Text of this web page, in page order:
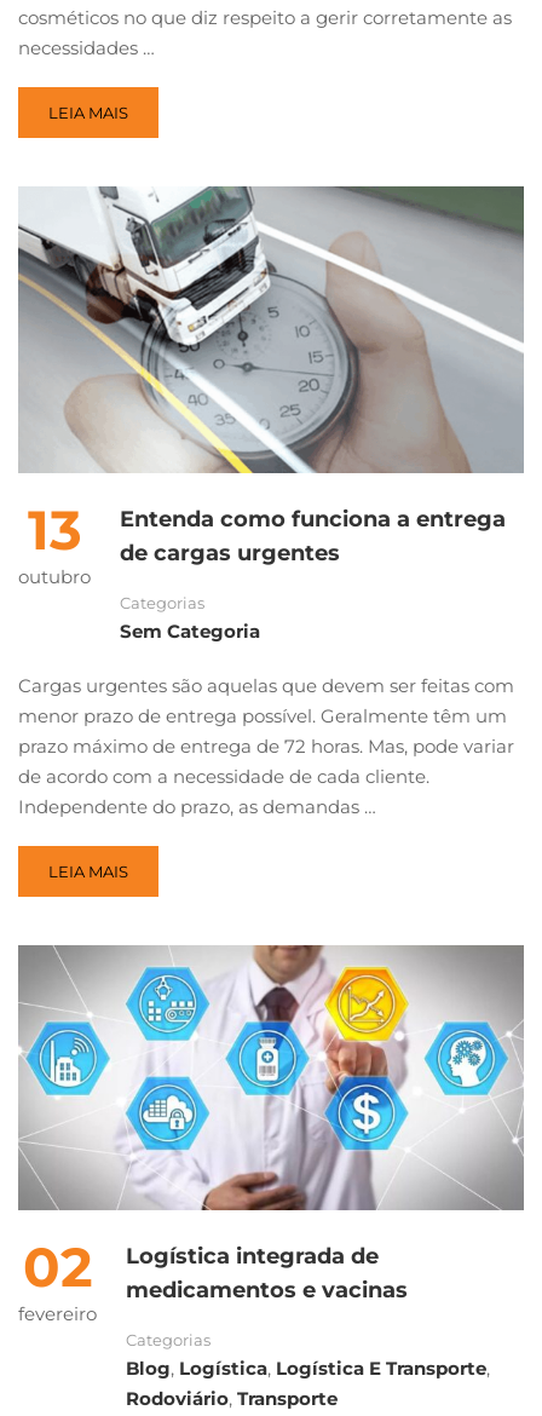
cosméticos no que diz respeito a gerir corretamente as
necessidades …
LEIA MAIS
13
outubro
Entenda como funciona a entrega
de cargas urgentes
Categorias
Sem Categoria
Cargas urgentes são aquelas que devem ser feitas com
menor prazo de entrega possível. Geralmente têm um
prazo máximo de entrega de 72 horas. Mas, pode variar
de acordo com a necessidade de cada cliente.
Independente do prazo, as demandas …
LEIA MAIS
02
fevereiro
Logística integrada de
medicamentos e vacinas
Categorias
Blog, Logística, Logística E Transporte,
Rodoviário, Transporte